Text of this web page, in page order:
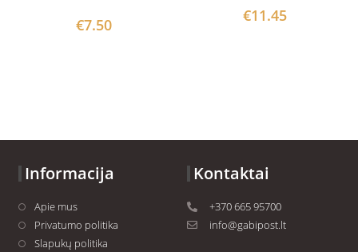
€7.50 €11.45
Informacija
Apie mus
Privatumo politika
Slapukų politika
Kontaktai
+370 665 95700
info@gabipost.lt